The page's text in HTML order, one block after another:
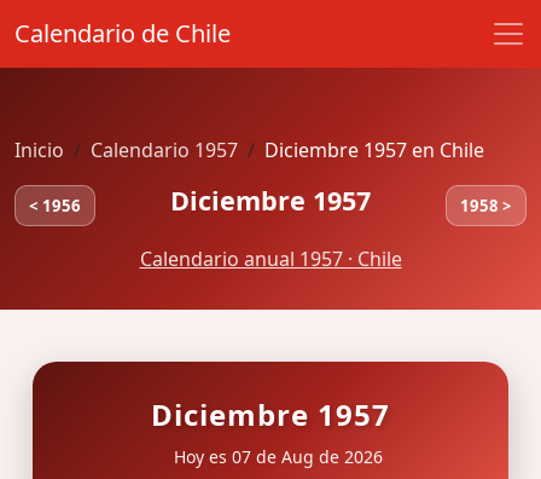
Calendario de Chile
Inicio Calendario 1957 Diciembre 1957 en Chile
< 1956 Diciembre 1957 1958 >
Calendario anual 1957 · Chile
Diciembre 1957
Hoy es 07 de Aug de 2026